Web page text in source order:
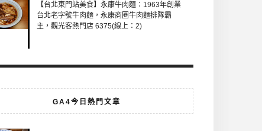
【台北東門站美食】永康牛肉麵：1963年創業
台北老字號牛肉麵，永康商圈牛肉麵排隊霸
主，觀光客熱門店 6375(線上：2)
GA4今日熱門文章